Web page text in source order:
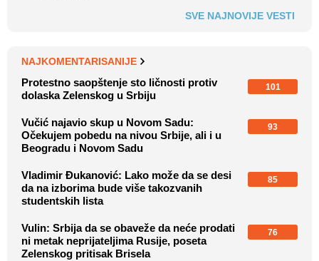
SVE NAJNOVIJE VESTI
NAJKOMENTARISANIJE
Protestno saopštenje sto ličnosti protiv
dolaska Zelenskog u Srbiju
101
Vučić najavio skup u Novom Sadu:
Očekujem pobedu na nivou Srbije, ali i u
Beogradu i Novom Sadu
93
Vladimir Đukanović: Lako može da se desi
da na izborima bude više takozvanih
studentskih lista
85
Vulin: Srbija da se obaveže da neće prodati
ni metak neprijateljima Rusije, poseta
Zelenskog pritisak Brisela
76